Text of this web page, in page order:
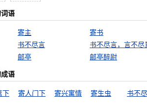
语
寄主
寄书
书不尽言
书不尽言，言不尽
邮亭 邮亭醉尉
语
下 寄人门下 寄兴寓情 寄生虫 书不